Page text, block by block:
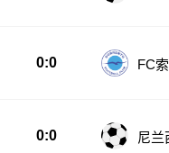
0:0 FC
0:0
尼兰